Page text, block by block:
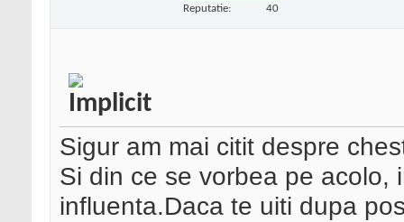
Reputatie: 40
Sigur am mai citit despre
Si din ce se vorbea pe acolo,
influenta.Daca te uiti dupa